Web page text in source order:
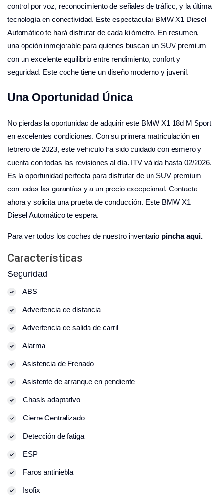
control por voz, reconocimiento de señales de tráfico, y la última
tecnología en conectividad. Este espectacular BMW X1 Diesel
Automático te hará disfrutar de cada kilómetro. En resumen,
una opción inmejorable para quienes buscan un SUV premium
con un excelente equilibrio entre rendimiento, confort y
seguridad. Este coche tiene un diseño moderno y juvenil.
Una Oportunidad Única
No pierdas la oportunidad de adquirir este BMW X1 18d M Sport
en excelentes condiciones. Con su primera matriculación en
febrero de 2023, este vehículo ha sido cuidado con esmero y
cuenta con todas las revisiones al día. ITV válida hasta 02/2026.
Es la oportunidad perfecta para disfrutar de un SUV premium
con todas las garantías y a un precio excepcional. Contacta
ahora y solicita una prueba de conducción. Este BMW X1
Diesel Automático te espera.
Para ver todos los coches de nuestro inventario pincha aqui.
Características
Seguridad
ABS
Advertencia de distancia
Advertencia de salida de carril
Alarma
Asistencia de Frenado
Asistente de arranque en pendiente
Chasis adaptativo
Cierre Centralizado
Detección de fatiga
ESP
Faros antiniebla
Isofix